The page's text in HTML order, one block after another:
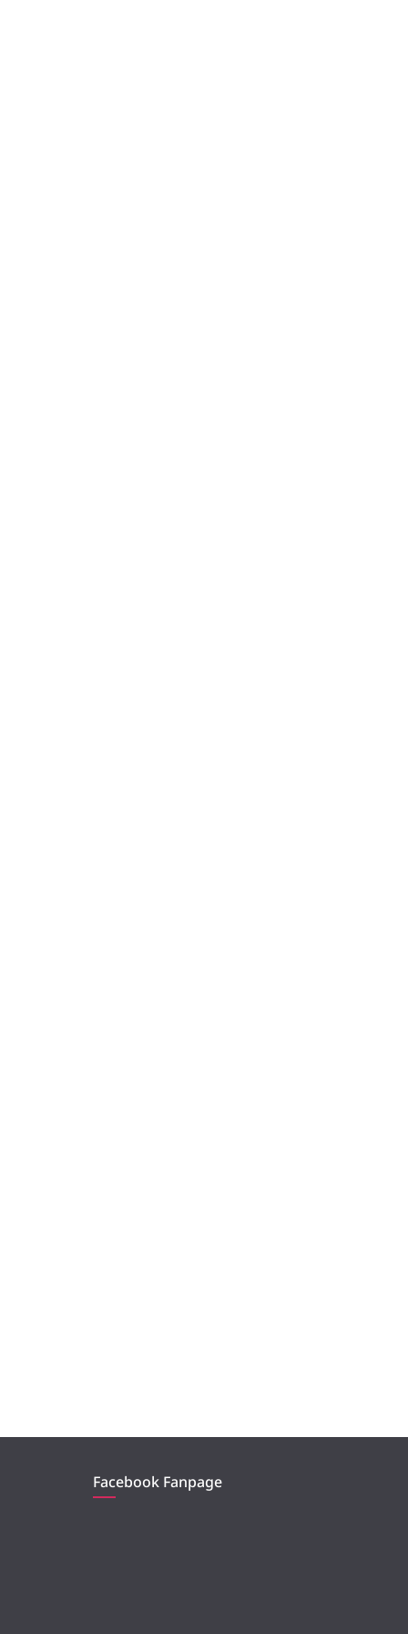
Facebook Fanpage